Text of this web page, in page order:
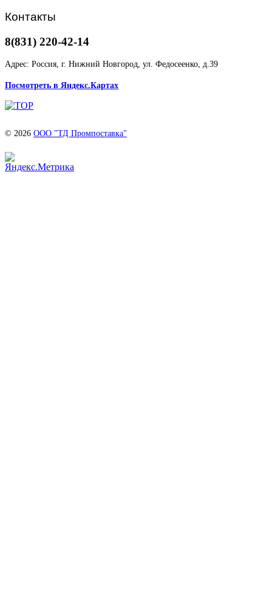
Контакты
8(831) 220-42-14
Адрес: Россия, г. Нижний Новгород, ул. Федосеенко, д.39
Посмотреть в Яндекс.Картах
© 2026 ООО "ТД Промпоставка"